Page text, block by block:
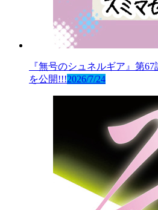
『無号のシュネルギア』第
を公開!!!2026/7/24